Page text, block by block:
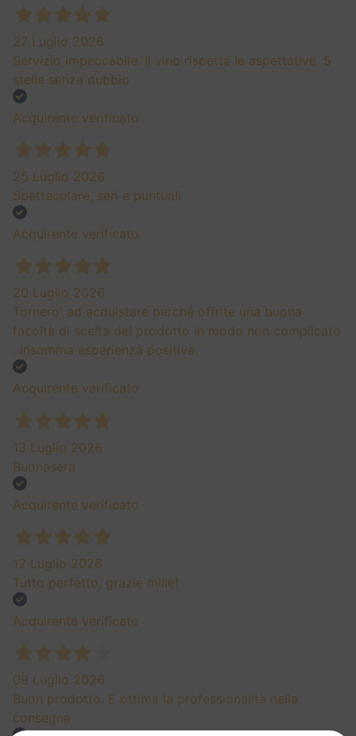
27 Luglio 2026
Servizio impeccabile. Il vino rispetta le aspettative. 5
stelle senza dubbio
Acquirente verificato
25 Luglio 2026
Spettacolare, seri e puntuali
Acquirente verificato
20 Luglio 2026
Tornero' ad acquistare perché offrite una buona
facoltà di scelta del prodotto in modo non complicato
. Insomma esperienza positiva.
Acquirente verificato
13 Luglio 2026
Buonasera
Acquirente verificato
12 Luglio 2026
Tutto perfetto, grazie mille!
Acquirente verificato
09 Luglio 2026
Buon prodotto. E ottima la professionalità nella
consegna